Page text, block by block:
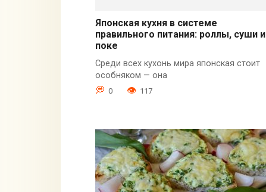
Японская кухня в системе
правильного питания: роллы, суши и
поке
Среди всех кухонь мира японская стоит
особняком — она
0 117